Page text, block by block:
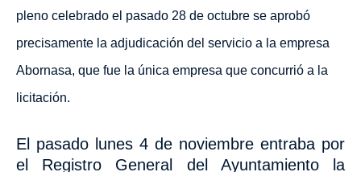
pleno celebrado el pasado 28 de octubre se aprobó
precisamente la adjudicación del servicio a la empresa
Abornasa, que fue la única empresa que concurrió a la
licitación.
El pasado lunes 4 de noviembre entraba por
el Registro General del Ayuntamiento la